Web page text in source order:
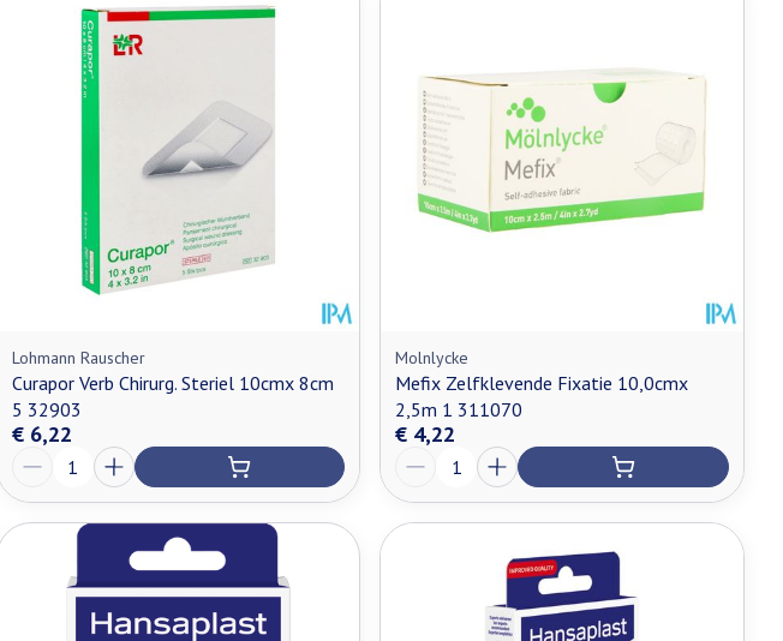
Lohmann Rauscher
Curapor Verb Chirurg. Steriel 10cmx 8cm
5 32903
€ 6,22
Molnlycke
Mefix Zelfklevende Fixatie 10,0cmx
2,5m 1 311070
€ 4,22